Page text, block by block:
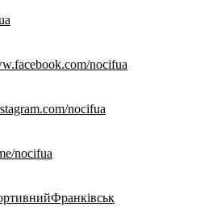
nocifua
nocifua
nocifua